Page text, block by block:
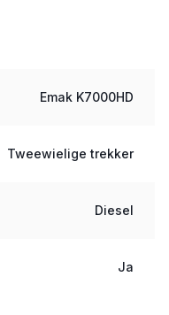
Emak K7000HD
Tweewielige trekker
Diesel
Ja